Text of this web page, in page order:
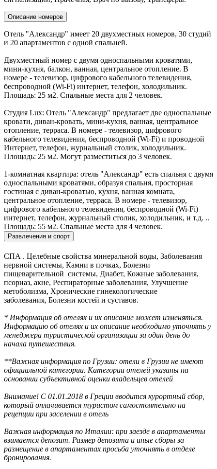
Описание номеров
Отель "Александр" имеет 20 двухместных номеров, 30 студий
и 20 апартаментов с одной спальней.
Двухместный номер с двумя односпальными кроватями,
мини-кухня, балкон, ванная, центральное отопление. В
номере - телевизор, цифрового кабельного телевидения,
беспроводной (Wi-Fi) интернет, телефон, холодильник.
Площадь: 25 м2. Спальные места для 2 человек.
Студия Lux: Отель "Александр" предлагает две односпальные
кровати, диван-кровать, мини-кухня, ванная, центральное
отопление, терраса. В номере - телевизор, цифрового
кабельного телевидения, беспроводной (Wi-Fi) и проводной
Интернет, телефон, журнальный столик, холодильник.
Площадь: 25 м2. Могут разместиться до 3 человек.
1-комнатная квартира: отель "Александр" есть спальня с двумя
односпальными кроватями, образуя спальня, просторная
гостиная с диван-кроватью, кухня, ванная комната,
центральное отопление, терраса. В номере - телевизор,
цифрового кабельного телевидения, беспроводной (Wi-Fi)
интернет, телефон, журнальный столик, холодильник, и т.д. ..
Площадь: 55 м2. Спальные места для 4 человек.
Развлечения и спорт
СПА . Целебные свойства минеральной воды, Заболевания
нервной системы, Камни в почках, Болезни
пищеварительной системы, Диабет, Кожные заболевания,
псориаз, акне, Респираторные заболевания, Улучшение
метоболизма, Хронические гинекологические
заболевания, Болезни костей и суставов.
* Информация об отелях и их описание может изменяться.
Информацию об отелях и их описание необходимо уточнять у
менеджера туристической организации за один день до
начала путешествия.
**Важная информация по Грузии: отели в Грузии не имеют
официальной категории. Категории отелей указаны на
основании субъективной оценки владельцев отелей
Внимание! С 01.01.2018 в Греции вводится курортный сбор,
который оплачивается туристом самостоятельно на
рецепции при заселении в отель
Важная информация по Италии: при заезде в апартаменты
взимается депозит. Размер депозита и иные сборы за
размещение в апартаментах просьба уточнять в отделе
бронирования.